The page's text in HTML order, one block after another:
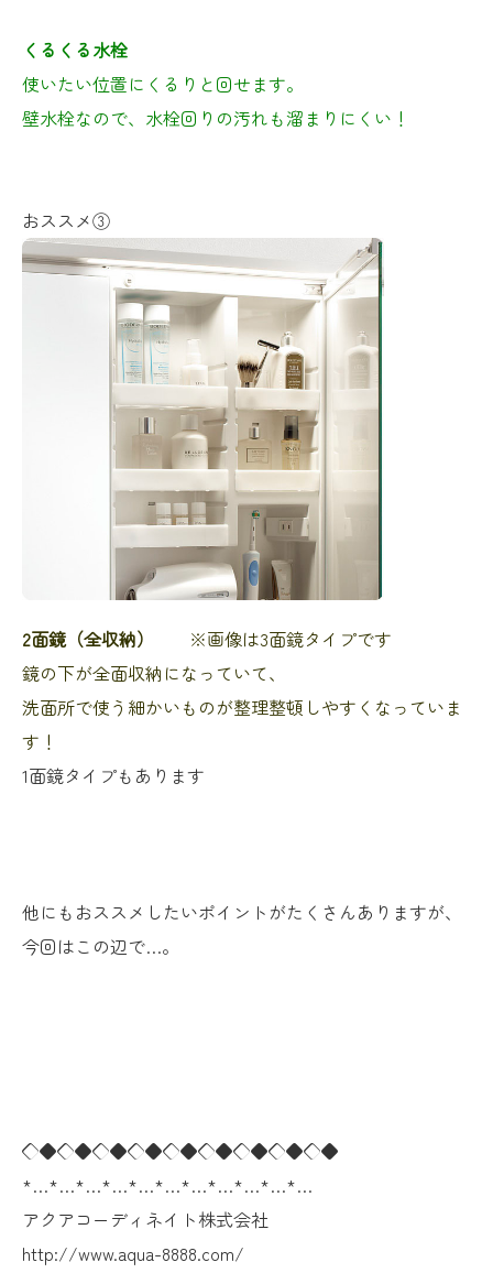
くるくる水栓
使いたい位置にくるりと回せます。
壁水栓なので、水栓回りの汚れも溜まりにくい！
おススメ③
2面鏡（全収納） ※画像は3面鏡タイプです
鏡の下が全面収納になっていて、
洗面所で使う細かいものが整理整頓しやすくなっていま
す！
1面鏡タイプもあります
他にもおススメしたいポイントがたくさんありますが、
今回はこの辺で…。
◇◆◇◆◇◆◇◆◇◆◇◆◇◆◇◆◇◆
*…*…*…*…*…*…*…*…*…*…*…
アクアコーディネイト株式会社
http://www.aqua-8888.com/